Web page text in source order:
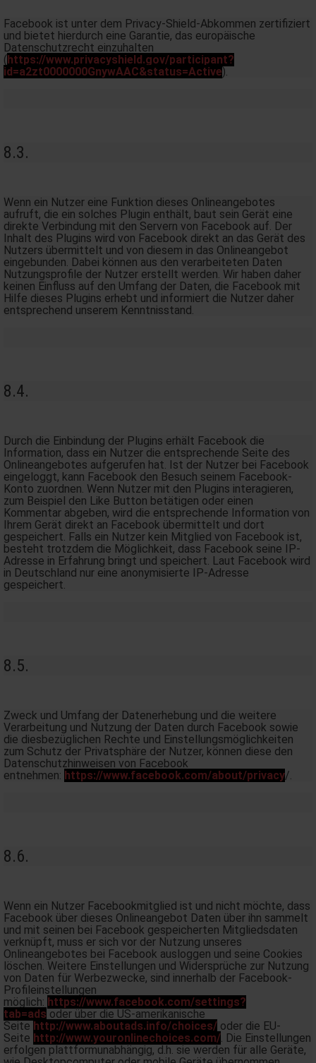
Facebook ist unter dem Privacy-Shield-Abkommen zertifiziert
und bietet hierdurch eine Garantie, das europäische
Datenschutzrecht einzuhalten
(https://www.privacyshield.gov/participant?
id=a2zt0000000GnywAAC&status=Active).
8.3.
Wenn ein Nutzer eine Funktion dieses Onlineangebotes
aufruft, die ein solches Plugin enthält, baut sein Gerät eine
direkte Verbindung mit den Servern von Facebook auf. Der
Inhalt des Plugins wird von Facebook direkt an das Gerät des
Nutzers übermittelt und von diesem in das Onlineangebot
eingebunden. Dabei können aus den verarbeiteten Daten
Nutzungsprofile der Nutzer erstellt werden. Wir haben daher
keinen Einfluss auf den Umfang der Daten, die Facebook mit
Hilfe dieses Plugins erhebt und informiert die Nutzer daher
entsprechend unserem Kenntnisstand.
8.4.
Durch die Einbindung der Plugins erhält Facebook die
Information, dass ein Nutzer die entsprechende Seite des
Onlineangebotes aufgerufen hat. Ist der Nutzer bei Facebook
eingeloggt, kann Facebook den Besuch seinem Facebook-
Konto zuordnen. Wenn Nutzer mit den Plugins interagieren,
zum Beispiel den Like Button betätigen oder einen
Kommentar abgeben, wird die entsprechende Information von
Ihrem Gerät direkt an Facebook übermittelt und dort
gespeichert. Falls ein Nutzer kein Mitglied von Facebook ist,
besteht trotzdem die Möglichkeit, dass Facebook seine IP-
Adresse in Erfahrung bringt und speichert. Laut Facebook wird
in Deutschland nur eine anonymisierte IP-Adresse
gespeichert.
8.5.
Zweck und Umfang der Datenerhebung und die weitere
Verarbeitung und Nutzung der Daten durch Facebook sowie
die diesbezüglichen Rechte und Einstellungsmöglichkeiten
zum Schutz der Privatsphäre der Nutzer, können diese den
Datenschutzhinweisen von Facebook
entnehmen: https://www.facebook.com/about/privacy/.
8.6.
Wenn ein Nutzer Facebookmitglied ist und nicht möchte, dass
Facebook über dieses Onlineangebot Daten über ihn sammelt
und mit seinen bei Facebook gespeicherten Mitgliedsdaten
verknüpft, muss er sich vor der Nutzung unseres
Onlineangebotes bei Facebook ausloggen und seine Cookies
löschen. Weitere Einstellungen und Widersprüche zur Nutzung
von Daten für Werbezwecke, sind innerhalb der Facebook-
Profileinstellungen
möglich: https://www.facebook.com/settings?
tab=ads oder über die US-amerikanische
Seite http://www.aboutads.info/choices/ oder die EU-
Seite http://www.youronlinechoices.com/. Die Einstellungen
erfolgen plattformunabhängig, d.h. sie werden für alle Geräte,